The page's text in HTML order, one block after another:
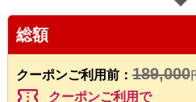
総額
クーポンご利用前： 189,000
クーポンご利用で